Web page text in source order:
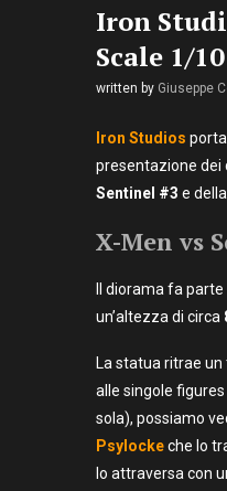
Iron
Scale 1/
written by Giuseppe
Iron Studios
presentazione dei
Sentinel #3 e
X-Men vs
Il diorama fa
un’altezza di circa
La statua ritrae un
alle singole
sola), possiamo
Psylockeche lo
lo attraversa con